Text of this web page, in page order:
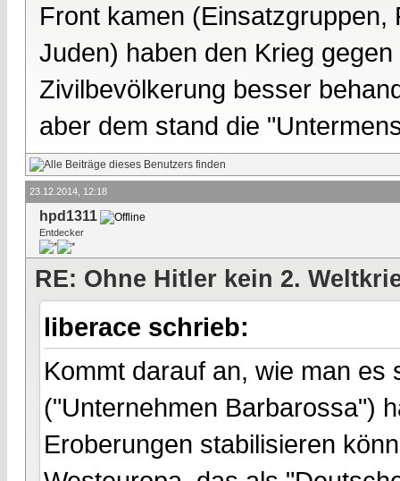
Front kamen
Juden) haben den Krieg
Zivilbevölkerung besser
aber dem stand die
23.12.2014, 12:18
hpd1311
Entdecker
RE: Ohne Hitler kein 2.
liberace schrieb:
Kommt darauf an, wie man es
("Unternehmen Barbarossa")
Eroberungen stabilisieren